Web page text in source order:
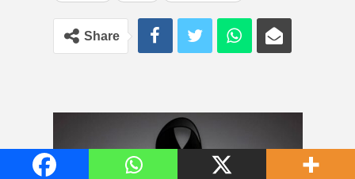
Share